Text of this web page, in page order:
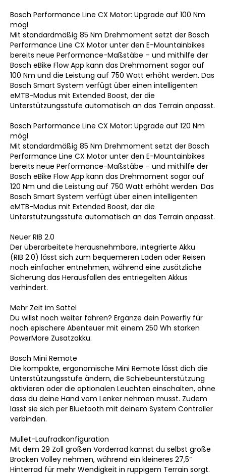
Bosch Performance Line CX Motor: Upgrade auf 100 Nm
mögl
Mit standardmäßig 85 Nm Drehmoment setzt der Bosch
Performance Line CX Motor unter den E-Mountainbikes
bereits neue Performance-Maßstäbe – und mithilfe der
Bosch eBike Flow App kann das Drehmoment sogar auf
100 Nm und die Leistung auf 750 Watt erhöht werden. Das
Bosch Smart System verfügt über einen intelligenten
eMTB-Modus mit Extended Boost, der die
Unterstützungsstufe automatisch an das Terrain anpasst.
Bosch Performance Line CX Motor: Upgrade auf 120 Nm
mögl
Mit standardmäßig 85 Nm Drehmoment setzt der Bosch
Performance Line CX Motor unter den E-Mountainbikes
bereits neue Performance-Maßstäbe – und mithilfe der
Bosch eBike Flow App kann das Drehmoment sogar auf
120 Nm und die Leistung auf 750 Watt erhöht werden. Das
Bosch Smart System verfügt über einen intelligenten
eMTB-Modus mit Extended Boost, der die
Unterstützungsstufe automatisch an das Terrain anpasst.
Neuer RIB 2.0
Der überarbeitete herausnehmbare, integrierte Akku
(RIB 2.0) lässt sich zum bequemeren Laden oder Reisen
noch einfacher entnehmen, während eine zusätzliche
Sicherung das Herausfallen des entriegelten Akkus
verhindert.
Mehr Zeit im Sattel
Du willst noch weiter fahren? Ergänze dein Powerfly für
noch epischere Abenteuer mit einem 250 Wh starken
PowerMore Zusatzakku.
Bosch Mini Remote
Die kompakte, ergonomische Mini Remote lässt dich die
Unterstützungsstufe ändern, die Schiebeunterstützung
aktivieren oder die optionalen Leuchten einschalten, ohne
dass du deine Hand vom Lenker nehmen musst. Zudem
lässt sie sich per Bluetooth mit deinem System Controller
verbinden.
Mullet-Laufradkonfiguration
Mit dem 29 Zoll großen Vorderrad kannst du selbst große
Brocken Volley nehmen, während ein kleineres 27,5“
Hinterrad für mehr Wendigkeit in ruppigem Terrain sorgt.